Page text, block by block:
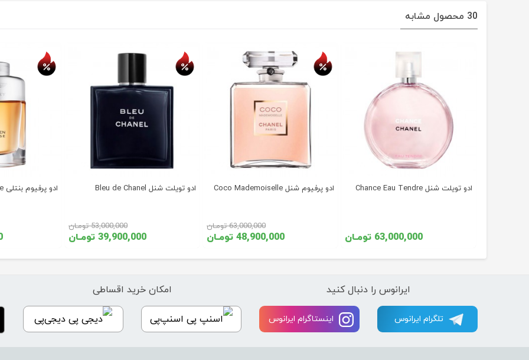
30 محصول مشابه
ادو پرفیوم بنتلی For Men Intense ادو تویلت شنل Bleu de Chanel
39,900,000 تومـان
53,000,000 تومـان
ادو پرفیوم شنل Coco Mademoiselle
48,900,000 تومـان
63,000,000 تومـان
ادو تویلت شنل Chance Eau Tendre
63,000,000 تومـان
ایرانوس را دنبال کنید
تلگرام ایرانوس اینستاگرام ایرانوس
امکان خرید اقساطی
اسنپ‌پی دیجی‌پی